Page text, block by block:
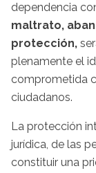
dependencia
maltrato,
protección,
plenamente el
comprometida
ciudadanos.
La protección
jurídica, de las
constituir una